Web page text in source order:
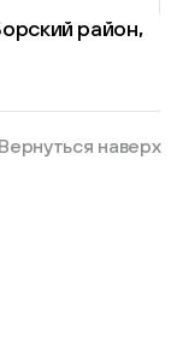
район,
Вернуться наверх